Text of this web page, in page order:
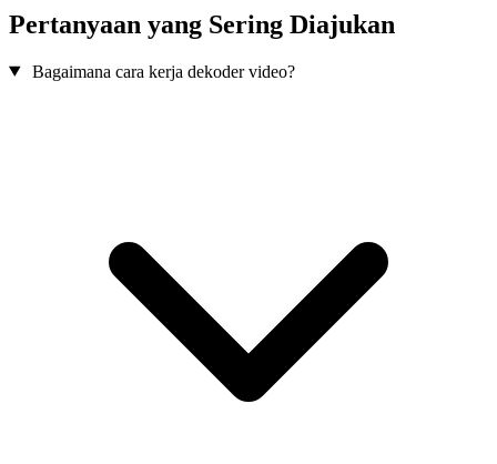
Pertanyaan yang Sering Diajukan
Bagaimana cara kerja dekoder video?